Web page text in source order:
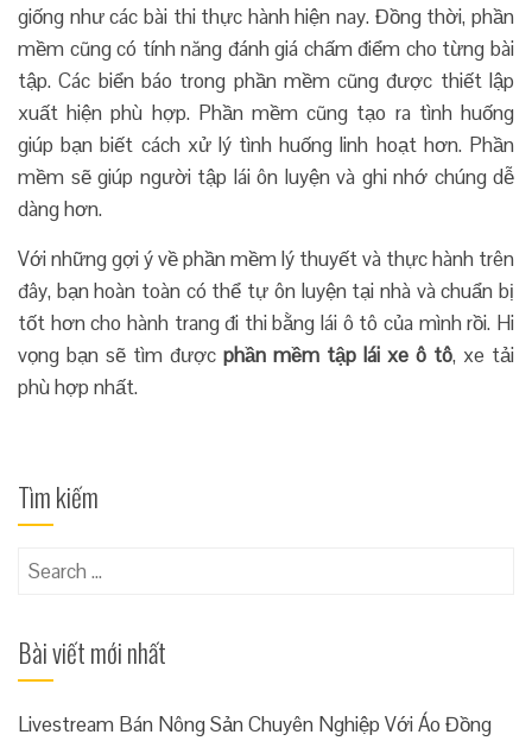
giống như các bài thi thực hành hiện nay. Đồng thời, phần
mềm cũng có tính năng đánh giá chấm điểm cho từng bài
tập. Các biển báo trong phần mềm cũng được thiết lập
xuất hiện phù hợp. Phần mềm cũng tạo ra tình huống
giúp bạn biết cách xử lý tình huống linh hoạt hơn. Phần
mềm sẽ giúp người tập lái ôn luyện và ghi nhớ chúng dễ
dàng hơn.
Với những gợi ý về phần mềm lý thuyết và thực hành trên
đây, bạn hoàn toàn có thể tự ôn luyện tại nhà và chuẩn bị
tốt hơn cho hành trang đi thi bằng lái ô tô của mình rồi. Hi
vọng bạn sẽ tìm được phần mềm tập lái xe ô tô, xe tải
phù hợp nhất.
Tìm kiếm
Search
Bài viết mới nhất
Livestream Bán Nông Sản Chuyên Nghiệp Với Áo Đồng